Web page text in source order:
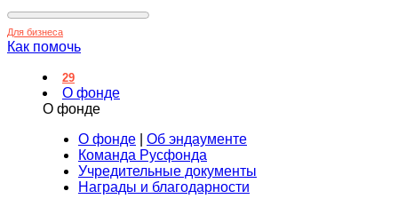
Для бизнеса
Как помочь
29
О фонде
О фонде
О фонде
Об эндаументе
Команда Русфонда
Учредительные документы
Награды и благодарности